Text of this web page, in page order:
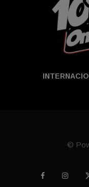
©